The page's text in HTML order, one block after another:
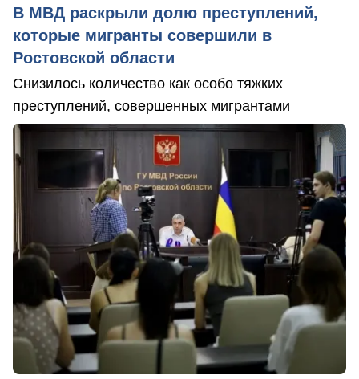
В МВД раскрыли долю преступлений,
которые мигранты совершили в
Ростовской области
Снизилось количество как особо тяжких
преступлений, совершенных мигрантами